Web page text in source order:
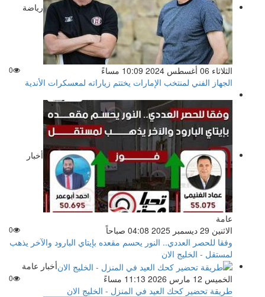
رياضة
الثلاثاء 06 أغسطس 2024 10:09 مساءً 0
الجهاز الفني لمنتخب الإمارات يختتم زياراته لمعسكرات الأندية
أخبار
عامة
الاثنين 29 ديسمبر 2025 04:08 صباحاً
0
وفقا للحصر العددي.. النور يحسم مقعده بإيتاي البارود والآخر يذهب
لمستقل - الخليج الان
أخبار عامة
الخميس 12 مارس 2026 11:13 مساءً
0
طريقة تحضير كحك العيد في المنزل - الخليج الان